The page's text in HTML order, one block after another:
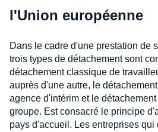
l'Union européenne
Dans le cadre d'une prestation de
trois types de détachement sont
détachement classique de
auprès d'une autre, le
agence d'intérim et le
groupe. Est consacré le principe
pays d'accueil. Les entreprises qui